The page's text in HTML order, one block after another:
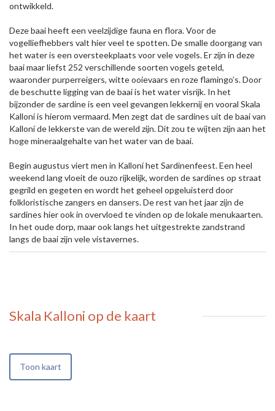
ontwikkeld.
Deze baai heeft een veelzijdige fauna en flora. Voor de
vogelliefhebbers valt hier veel te spotten. De smalle doorgang van
het water is een oversteekplaats voor vele vogels. Er zijn in deze
baai maar liefst 252 verschillende soorten vogels geteld,
waaronder purperreigers, witte ooievaars en roze flamingo’s. Door
de beschutte ligging van de baai is het water visrijk. In het
bijzonder de sardine is een veel gevangen lekkernij en vooral Skala
Kalloní is hierom vermaard. Men zegt dat de sardines uit de baai van
Kalloní de lekkerste van de wereld zijn. Dit zou te wijten zijn aan het
hoge mineraalgehalte van het water van de baai.
Begin augustus viert men in Kalloní het Sardinenfeest. Een heel
weekend lang vloeit de ouzo rijkelijk, worden de sardines op straat
gegrild en gegeten en wordt het geheel opgeluisterd door
folkloristische zangers en dansers. De rest van het jaar zijn de
sardines hier ook in overvloed te vinden op de lokale menukaarten.
In het oude dorp, maar ook langs het uitgestrekte zandstrand
langs de baai zijn vele vistavernes.
Skala Kalloni op de kaart
Toon kaart